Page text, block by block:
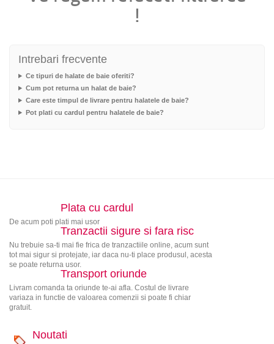
!
Intrebari frecvente
Ce tipuri de halate de baie oferiti?
Cum pot returna un halat de baie?
Care este timpul de livrare pentru halatele de baie?
Pot plati cu cardul pentru halatele de baie?
Plata cu cardul
De acum poti plati mai usor
Tranzactii sigure si fara risc
Nu trebuie sa-ti mai fie frica de tranzactiile online, acum sunt
tot mai sigur si protejate, iar daca nu-ti place produsul, acesta
se poate returna usor.
Transport oriunde
Livram comanda ta oriunde te-ai afla. Costul de livrare
variaza in functie de valoarea comenzii si poate fi chiar
gratuit.
Noutati